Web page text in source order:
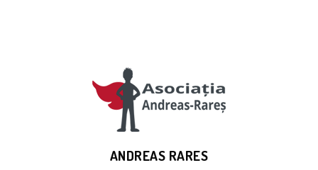
ANDREAS RARES